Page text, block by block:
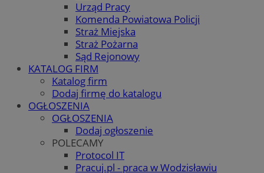
Urząd Pracy
Komenda Powiatowa Policji
Straż Miejska
Straż Pożarna
Sąd Rejonowy
KATALOG FIRM
Katalog firm
Dodaj firmę do katalogu
OGŁOSZENIA
OGŁOSZENIA
Dodaj ogłoszenie
POLECAMY
Protocol IT
Pracuj.pl - praca w Wodzisławiu